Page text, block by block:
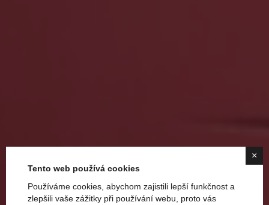
×
Tento web používá cookies
Používáme cookies, abychom zajistili lepší funkčnost a
zlepšili vaše zážitky při používání webu, proto vás